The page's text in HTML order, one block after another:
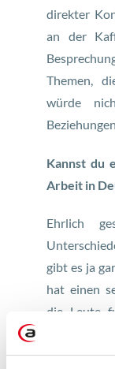
direkter
an der
Themen,
würde
Kannst du
Arbeit in
Ehrlich
gibt es ja
hat einen
die Leute
Niveau,